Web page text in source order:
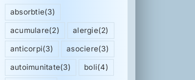
absorbtie(3)
acumulare(2) alergie(2)
anticorpi(3) asociere(3)
autoimunitate(3) boli(4)